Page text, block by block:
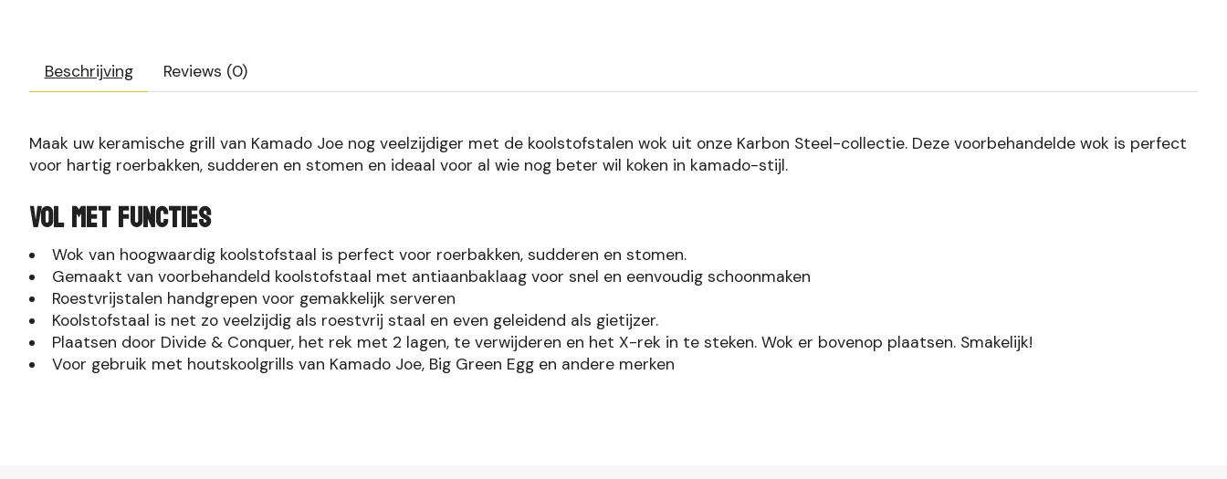
Beschrijving Reviews (0)
Maak uw keramische grill van Kamado Joe nog veelzijdiger met de koolstofstalen wok uit onze Karbon Steel-collectie. Deze voorbehandelde wok is perfect
voor hartig roerbakken, sudderen en stomen en ideaal voor al wie nog beter wil koken in kamado-stijl.
VOL MET FUNCTIES
Wok van hoogwaardig koolstofstaal is perfect voor roerbakken, sudderen en stomen.
Gemaakt van voorbehandeld koolstofstaal met antiaanbaklaag voor snel en eenvoudig schoonmaken
Roestvrijstalen handgrepen voor gemakkelijk serveren
Koolstofstaal is net zo veelzijdig als roestvrij staal en even geleidend als gietijzer.
Plaatsen door Divide & Conquer, het rek met 2 lagen, te verwijderen en het X-rek in te steken. Wok er bovenop plaatsen. Smakelijk!
Voor gebruik met houtskoolgrills van Kamado Joe, Big Green Egg en andere merken